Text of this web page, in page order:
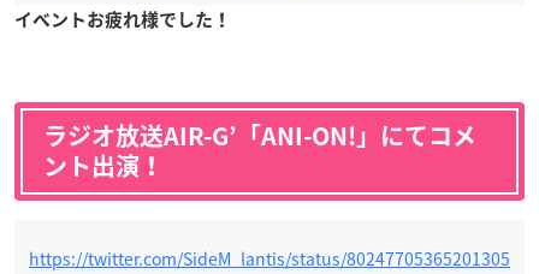
イベントお疲れ様でした！
ラジオ放送AIR-G’「ANI-ON!」にてコメ
ント出演！
https://twitter.com/SideM_lantis/status/80247705365201305